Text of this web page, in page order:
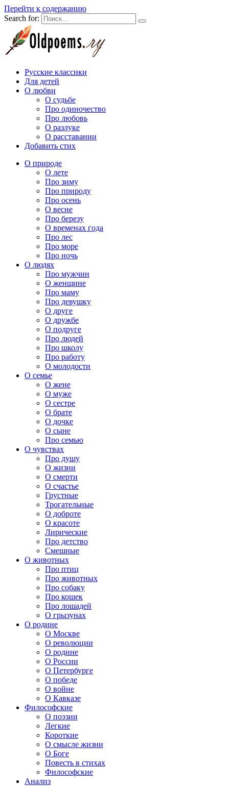
Перейти к содержанию
Search for:
Русские классики
Для детей
О любви
О судьбе
Про одиночество
Про любовь
О разлуке
О расставании
Добавить стих
О природе
О лете
Про зиму
Про природу
Про осень
О весне
Про березу
О временах года
Про лес
Про море
Про ночь
О людях
Про мужчин
О женщине
Про маму
Про девушку
О друге
О дружбе
О подруге
Про людей
Про школу
Про работу
О молодости
О семье
О жене
О муже
О сестре
О брате
О дочке
О сыне
Про семью
О чувствах
Про душу
О жизни
О смерти
О счастье
Грустные
Трогательные
О доброте
О красоте
Лирические
Про детство
Смешные
О животных
Про птиц
Про животных
Про собаку
Про кошек
Про лошадей
О грызунах
О родине
О Москве
О революции
О родине
О России
О Петербурге
О победе
О войне
О Кавказе
Философские
О поэзии
Легкие
Короткие
О смысле жизни
О Боге
Повесть в стихах
Философские
Анализ